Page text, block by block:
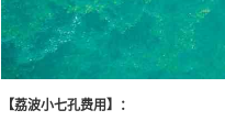
【荔波小七孔费用】：